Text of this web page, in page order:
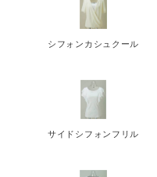
シフォンカシュクール
サイドシフォンフリル